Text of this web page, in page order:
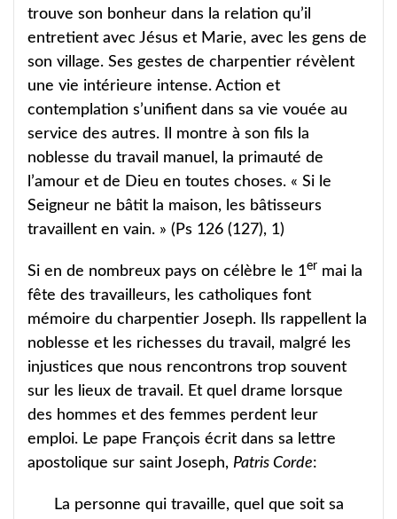
trouve son bonheur dans la relation qu’il
entretient avec Jésus et Marie, avec les gens de
son village. Ses gestes de charpentier révèlent
une vie intérieure intense. Action et
contemplation s’unifient dans sa vie vouée au
service des autres. Il montre à son fils la
noblesse du travail manuel, la primauté de
l’amour et de Dieu en toutes choses. « Si le
Seigneur ne bâtit la maison, les bâtisseurs
travaillent en vain. » (Ps 126 (127), 1)
Si en de nombreux pays on célèbre le 1er mai la
fête des travailleurs, les catholiques font
mémoire du charpentier Joseph. Ils rappellent la
noblesse et les richesses du travail, malgré les
injustices que nous rencontrons trop souvent
sur les lieux de travail. Et quel drame lorsque
des hommes et des femmes perdent leur
emploi. Le pape François écrit dans sa lettre
apostolique sur saint Joseph, Patris Corde:
La personne qui travaille, quel que soit sa